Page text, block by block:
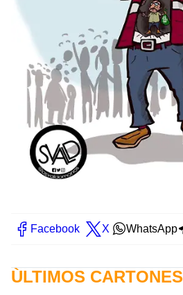
Facebook X WhatsApp
ÙLTIMOS CARTONES